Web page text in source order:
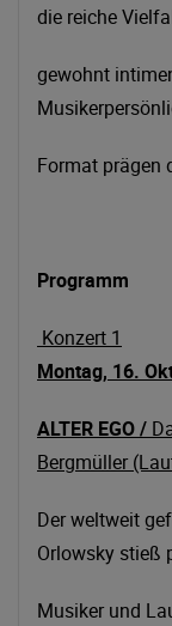
die reiche
gewohnt
Format prägen
Programm
Konzert 1
Montag, 16.
ALTER EGO /
Bergmüller
Der weltweit
Orlowsky stieß
Musiker und